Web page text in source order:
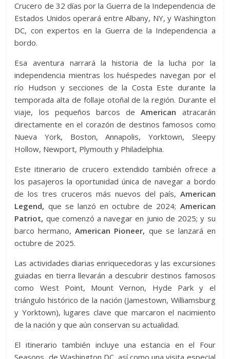
Crucero de 32 días por la Guerra de la Independencia de
Estados Unidos operará entre Albany, NY, y Washington
DC, con expertos en la Guerra de la Independencia a
bordo.
Esa aventura narrará la historia de la lucha por la
independencia mientras los huéspedes navegan por el
río Hudson y secciones de la Costa Este durante la
temporada alta de follaje otoñal de la región. Durante el
viaje, los pequeños barcos deAmerican atracarán
directamente en el corazón de destinos famosos como
Nueva York, Boston, Annapolis, Yorktown, Sleepy
Hollow, Newport, Plymouth y Philadelphia.
Este itinerario de crucero extendido también ofrece a
los pasajeros la oportunidad única de navegar a bordo
de los tres cruceros más nuevos del país, American
Legend, que se lanzó en octubre de 2024; American
Patriot, que comenzó a navegar en junio de 2025; y su
barco hermano,American Pioneer, que se lanzará en
octubre de 2025.
Las actividades diarias enriquecedoras y las excursiones
guiadas en tierra llevarán a descubrir destinos famosos
como West Point, Mount Vernon, Hyde Park y el
triángulo histórico de la nación (Jamestown, Williamsburg
y Yorktown), lugares clave que marcaron el nacimiento
de la nación y que aún conservan su actualidad.
El itinerario también incluye una estancia en el Four
Seasons, de Washington DC, así como una visita especial